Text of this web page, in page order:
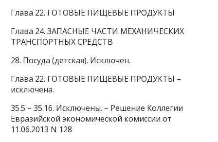
Глава 22. ГОТОВЫЕ ПИЩЕВЫЕ ПРОДУКТЫ
Глава 24. ЗАПАСНЫЕ ЧАСТИ МЕХАНИЧЕСКИХ
ТРАНСПОРТНЫХ СРЕДСТВ
28. Посуда (детская). Исключен.
Глава 22. ГОТОВЫЕ ПИЩЕВЫЕ ПРОДУКТЫ –
исключена.
35.5 – 35.16. Исключены. – Решение Коллегии
Евразийской экономической комиссии от
11.06.2013 N 128